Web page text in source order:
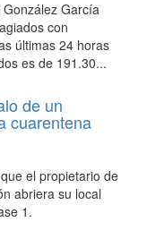
García
con
últimas 24 horas
es de 191.30...
de un
cuarentena
el propietario de
abriera su local
1.